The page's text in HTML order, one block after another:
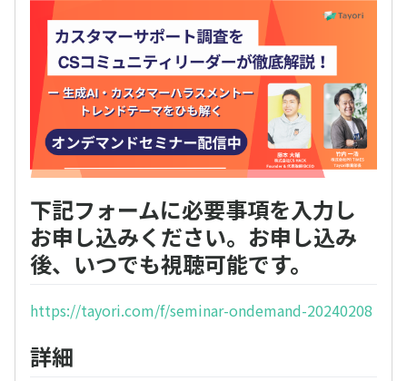
下記フォームに必要事項を入力し
お申し込みください。お申し込み
後、いつでも視聴可能です。
https://tayori.com/f/seminar-ondemand-20240208
詳細